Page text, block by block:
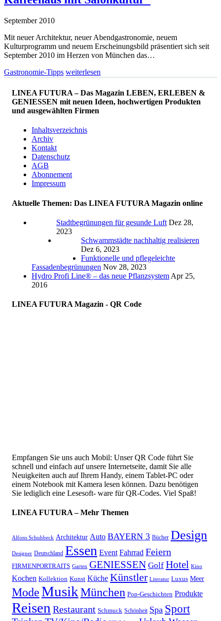
September 2010
Mit neuer Architektur, neuer Abendgastronomie, neuem
Kulturprogramm und neuem Erscheinungsbild präsentiert sich seit
September 2010 im Herzen von München das…
Gastronomie-Tipps weiterlesen
LINEA FUTURA – Das Magazin LEBEN, ERLEBEN &
GENIESSEN mit neuen Ideen, hochwertigen Produkten
und ausgewählten Firmen
Inhaltsverzeichnis
Archiv
Kontakt
Datenschutz
AGB
Abonnement
Impressum
Aktuelle Themen: Das LINEA FUTURA Magazin online
Stadtbegrünungen für gesunde Luft Dez 28,
2023
Schwammstädte nachhaltig realisieren
Dez 6, 2023
Funktionelle und pflegeleichte
Fassadenbegrünungen Nov 28, 2023
Hydro Profi Line® – das neue Pflanzsystem Apr 25,
2016
LINEA FUTURA Magazin - QR Code
Empfangen Sie uns auch Mobil: Unser QR Code führt Sie
schnell und einfach auf unsere Internetseite, damit Sie alle
Neuigkeiten auch auf Ihrem Handy, einem Tablet-PC oder
einem Notebook mit Kamera lesen können. Dazu benötigen
Sie lediglich eine Lesesoft- ware für QR-Codes. Viel Spaß!
LINEA FUTURA – Mehr Themen
Alfons Schuhbeck Architektur Auto BAYERN 3 Bücher Design
Designer Deutschland Essen Event Fahrrad Feiern
FIRMENPORTRAITS Garten GENIESSEN Golf Hotel Kino
Kochen Kollektion Kunst Küche Künstler Literatur Luxus Meer
ModeMusikMünchen Pop-Geschichten Produkte
Reisen Restaurant Schmuck Schönheit Spa Sport